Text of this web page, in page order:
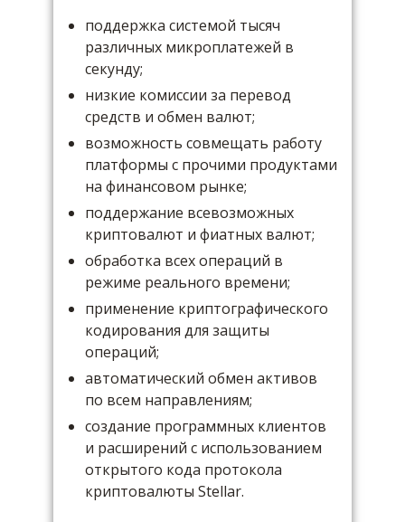
поддержка системой тысяч
различных микроплатежей в
секунду;
низкие комиссии за перевод
средств и обмен валют;
возможность совмещать работу
платформы с прочими продуктами
на финансовом рынке;
поддержание всевозможных
криптовалют и фиатных валют;
обработка всех операций в
режиме реального времени;
применение криптографического
кодирования для защиты
операций;
автоматический обмен активов
по всем направлениям;
создание программных клиентов
и расширений с использованием
открытого кода протокола
криптовалюты Stellar.